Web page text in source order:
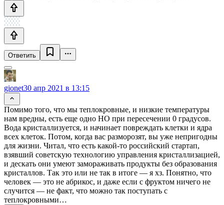
Ответить
gionet30 апр 2021 в 13:15
Помимо того, что мы теплокровные, и низкие температуры
нам вредны, есть еще одно НО при пересечении 0 градусов.
Вода кристаллизуется, и начинает повреждать клетки и ядра
всех клеток. Потом, когда вас разморозят, вы уже непригодны
для жизни. Читал, что есть какой-то российский стартап,
взявший советскую технологию управления кристаллизацией,
и дескать они умеют замораживать продукты без образования
кристаллов. Так это или не так в итоге — я хз. Понятно, что
человек — это не абрикос, и даже если с фруктом ничего не
случится — не факт, что можно так поступать с
теплокровными…